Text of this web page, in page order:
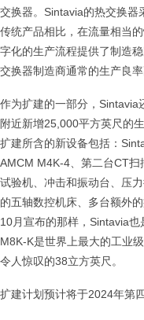
交换器。Sintavia的热交换器
传统产品相比，在流量相当
字化的生产流程提供了制造
交换器制造商通常的生产良率
作为扩建的一部分，Sintavia
附近新增25,000平方英尺的
扩建所含的新设备包括：
AMCM M4K-4、第二台CT
试验机、冲击和振动台、压
的五轴数控机床、多台额外
10月宣布的那样，Sintavia
M8K-K是世界上最大的工业
令人惊叹的38立方英尺。
扩建计划预计将于2024年第